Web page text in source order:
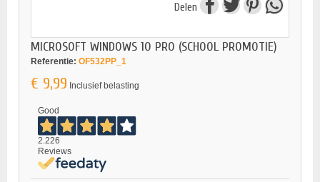
Delen
MICROSOFT WINDOWS 10 PRO (SCHOOL PROMOTIE)
Referentie: OF532PP_1
€ 9,99 Inclusief belasting
Good
2.226
Reviews